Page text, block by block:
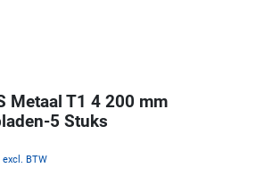
Metaal T1 4 200 mm
5 Stuks
excl. BTW